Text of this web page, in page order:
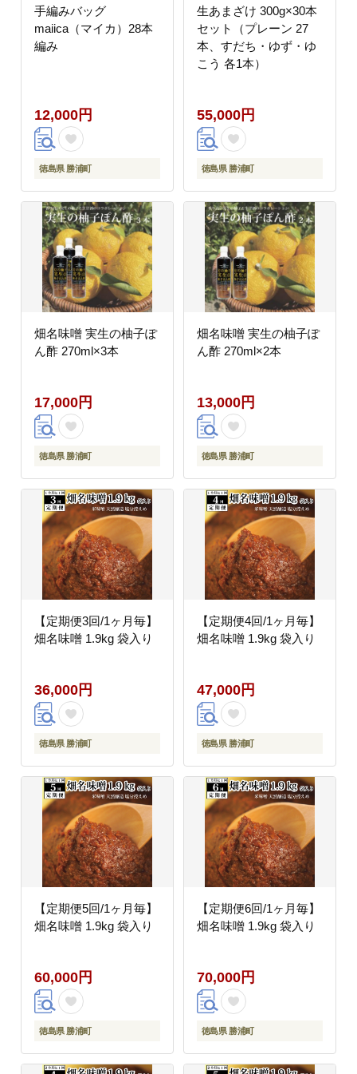
手編みバッグ
maiica（マイカ）28本
編み
12,000円
徳島県 勝浦町
生あまざけ 300g×30本
セット（プレーン 27
本、すだち・ゆず・ゆ
こう 各1本）
55,000円
徳島県 勝浦町
畑名味噌 実生の柚子ぽ
ん酢 270ml×3本
17,000円
徳島県 勝浦町
畑名味噌 実生の柚子ぽ
ん酢 270ml×2本
13,000円
徳島県 勝浦町
【定期便3回/1ヶ月毎】
畑名味噌 1.9kg 袋入り
36,000円
徳島県 勝浦町
【定期便4回/1ヶ月毎】
畑名味噌 1.9kg 袋入り
47,000円
徳島県 勝浦町
【定期便5回/1ヶ月毎】
畑名味噌 1.9kg 袋入り
60,000円
徳島県 勝浦町
【定期便6回/1ヶ月毎】
畑名味噌 1.9kg 袋入り
70,000円
徳島県 勝浦町